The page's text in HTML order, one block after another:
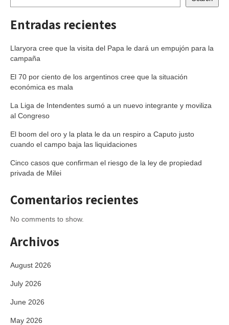
Entradas recientes
Llaryora cree que la visita del Papa le dará un empujón para la
campaña
El 70 por ciento de los argentinos cree que la situación
económica es mala
La Liga de Intendentes sumó a un nuevo integrante y moviliza
al Congreso
El boom del oro y la plata le da un respiro a Caputo justo
cuando el campo baja las liquidaciones
Cinco casos que confirman el riesgo de la ley de propiedad
privada de Milei
Comentarios recientes
No comments to show.
Archivos
August 2026
July 2026
June 2026
May 2026